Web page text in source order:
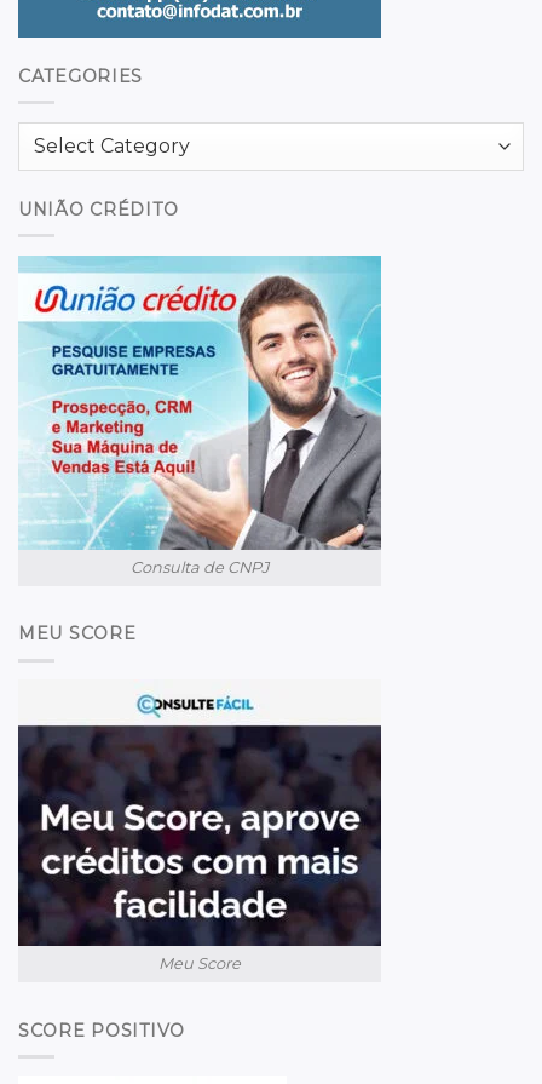
CATEGORIES
UNIÃO CRÉDITO
Consulta de CNPJ
MEU SCORE
Meu Score
SCORE POSITIVO